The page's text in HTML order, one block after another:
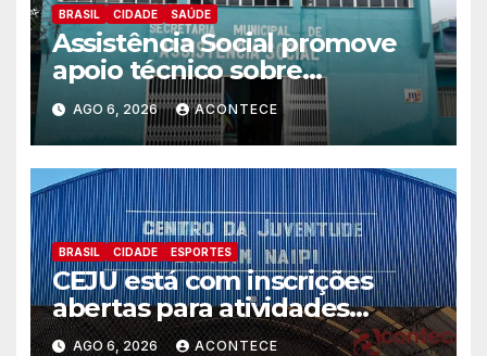
BRASIL CIDADE SAÚDE
Assistência Social promove
apoio técnico sobre
preparação e resposta a
situações de emergência e
calamidade pública
AGO 6, 2026 ACONTECE
BRASIL CIDADE ESPORTES
CEJU está com inscrições
abertas para atividades
gratuitas
AGO 6, 2026 ACONTECE